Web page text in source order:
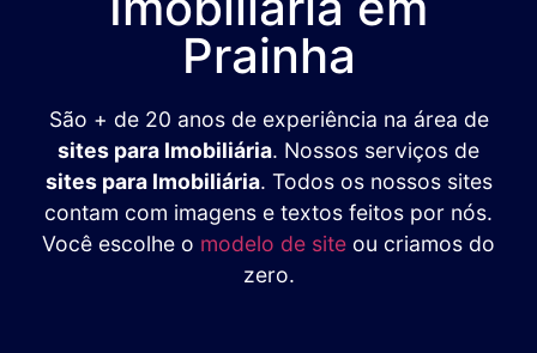
Prainha
São + de 20 anos de experiência na área de
sites para Imobiliária. Nossos serviços de
sites para Imobiliária. Todos os nossos sites
contam com imagens e textos feitos por nós.
Você escolhe o modelo de site ou criamos do
zero.